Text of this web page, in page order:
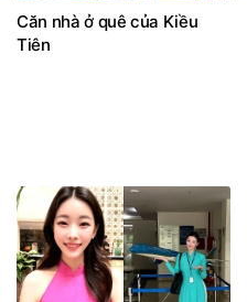
Căn nhà ở quê của Kiều
Tiên